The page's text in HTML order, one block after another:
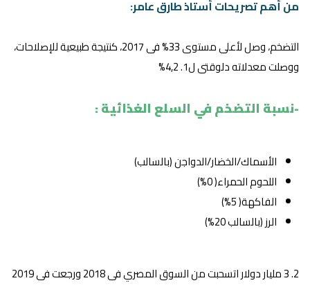
من أهم تصريحات أستاذ طارق عامر:
التضخم، وصل لأعلى مستوى 33% فى 2017، كنتيجة طبيعية للإصلاحات،
ووصلت معدلاته دلوقتى ل1. 4,2%
-نسبة التضخم في السلع الغذائية :
الأسماك/الخضار/الدواجن (بالسالب)
اللحوم الحمراء( 0%)
الفاكهة( 5%)
الرز (بالسالب 20%)
2. 3 مليار دولار اتسحبت من السوق المصري فى 2018 ورجعت فى 2019